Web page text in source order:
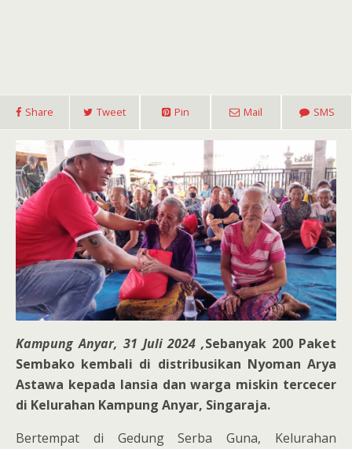
Share Tweet Pin Mail SMS
Kampung Anyar, 31 Juli 2024 ,Sebanyak 200 Paket
Sembako kembali di distribusikan Nyoman Arya
Astawa kepada lansia dan warga miskin tercecer
di Kelurahan Kampung Anyar, Singaraja.
Bertempat di Gedung Serba Guna, Kelurahan